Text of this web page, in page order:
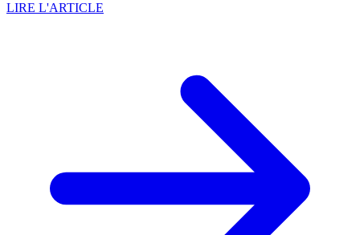
LIRE L'ARTICLE